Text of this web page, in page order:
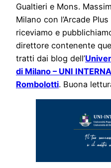
Gualtieri e Mons.
Milano con l’Arcade
riceviamo e
direttore contenente
tratti dai blog dell’
di Milano – UNI
Rombolotti. Buona